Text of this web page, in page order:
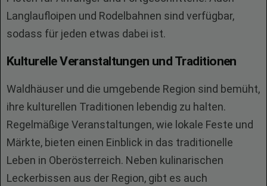
Langlaufloipen und Rodelbahnen sind verfügbar,
sodass für jeden etwas dabei ist.
Kulturelle Veranstaltungen und Traditionen
Waldhäuser und die umgebende Region sind bemüht,
ihre kulturellen Traditionen lebendig zu halten.
Regelmäßige Veranstaltungen, wie lokale Feste und
Märkte, bieten einen Einblick in das traditionelle
Leben in Oberösterreich. Neben kulinarischen
Leckerbissen aus der Region, gibt es auch